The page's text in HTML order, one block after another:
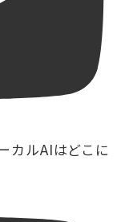
カルAIはどこに